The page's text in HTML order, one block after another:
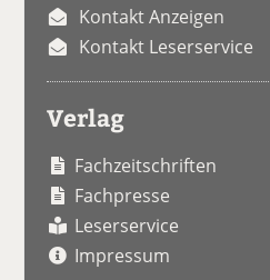
Kontakt Anzeigen
Kontakt Leserservice
Verlag
Fachzeitschriften
Fachpresse
Leserservice
Impressum